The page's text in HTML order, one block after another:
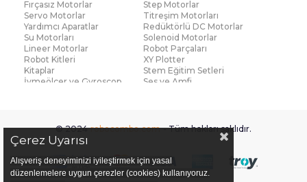
Fırçasız Motorlar
Step Motorlar
Servo Motorlar
Titreşim Motorları
Yardımcı Aparatlar
Redüktörlü DC Motorlar
Su Motorları
Solenoid Motorlar
Lineer Motorlar
Robot Parçaları
Robot Kitleri
XY Plotter
Kitaplar
Stem Eğitim Setleri
İvmeölçer ve Gyroscop
Ses ve Amfi
Voltaj ve Akım
Titreşim
Basınç ve Kuvvet
Manyetik ve Hall Effect
Mesafe, Çizgi ve Hareket
Sıcaklık ve Nem
Ateş Algılayıcı
Ağırlık
© 2024 robocombo.com - Tüm hakları saklıdır.
Çerez Uyarısı
Alışveriş deneyiminizi iyileştirmek için yasal
düzenlemelere uygun çerezler (cookies) kullanıyoruz.